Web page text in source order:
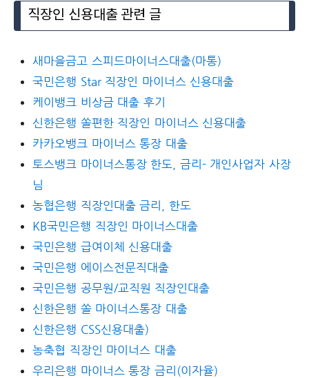
직장인 신용대출 관련 글
새마을금고 스피드마이너스대출(마통)
국민은행 Star 직장인 마이너스 신용대출
케이뱅크 비상금 대출 후기
신한은행 쏠편한 직장인 마이너스 신용대출
카카오뱅크 마이너스 통장 대출
토스뱅크 마이너스통장 한도, 금리- 개인사업자 사장
님
농협은행 직장인대출 금리, 한도
KB국민은행 직장인 마이너스대출
국민은행 급여이체 신용대출
국민은행 에이스전문직대출
국민은행 공무원/교직원 직장인대출
신한은행 쏠 마이너스통장 대출
신한은행 CSS신용대출)
농축협 직장인 마이너스 대출
우리은행 마이너스 통장 금리(이자율)